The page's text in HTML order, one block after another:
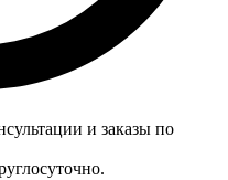
и заказы по